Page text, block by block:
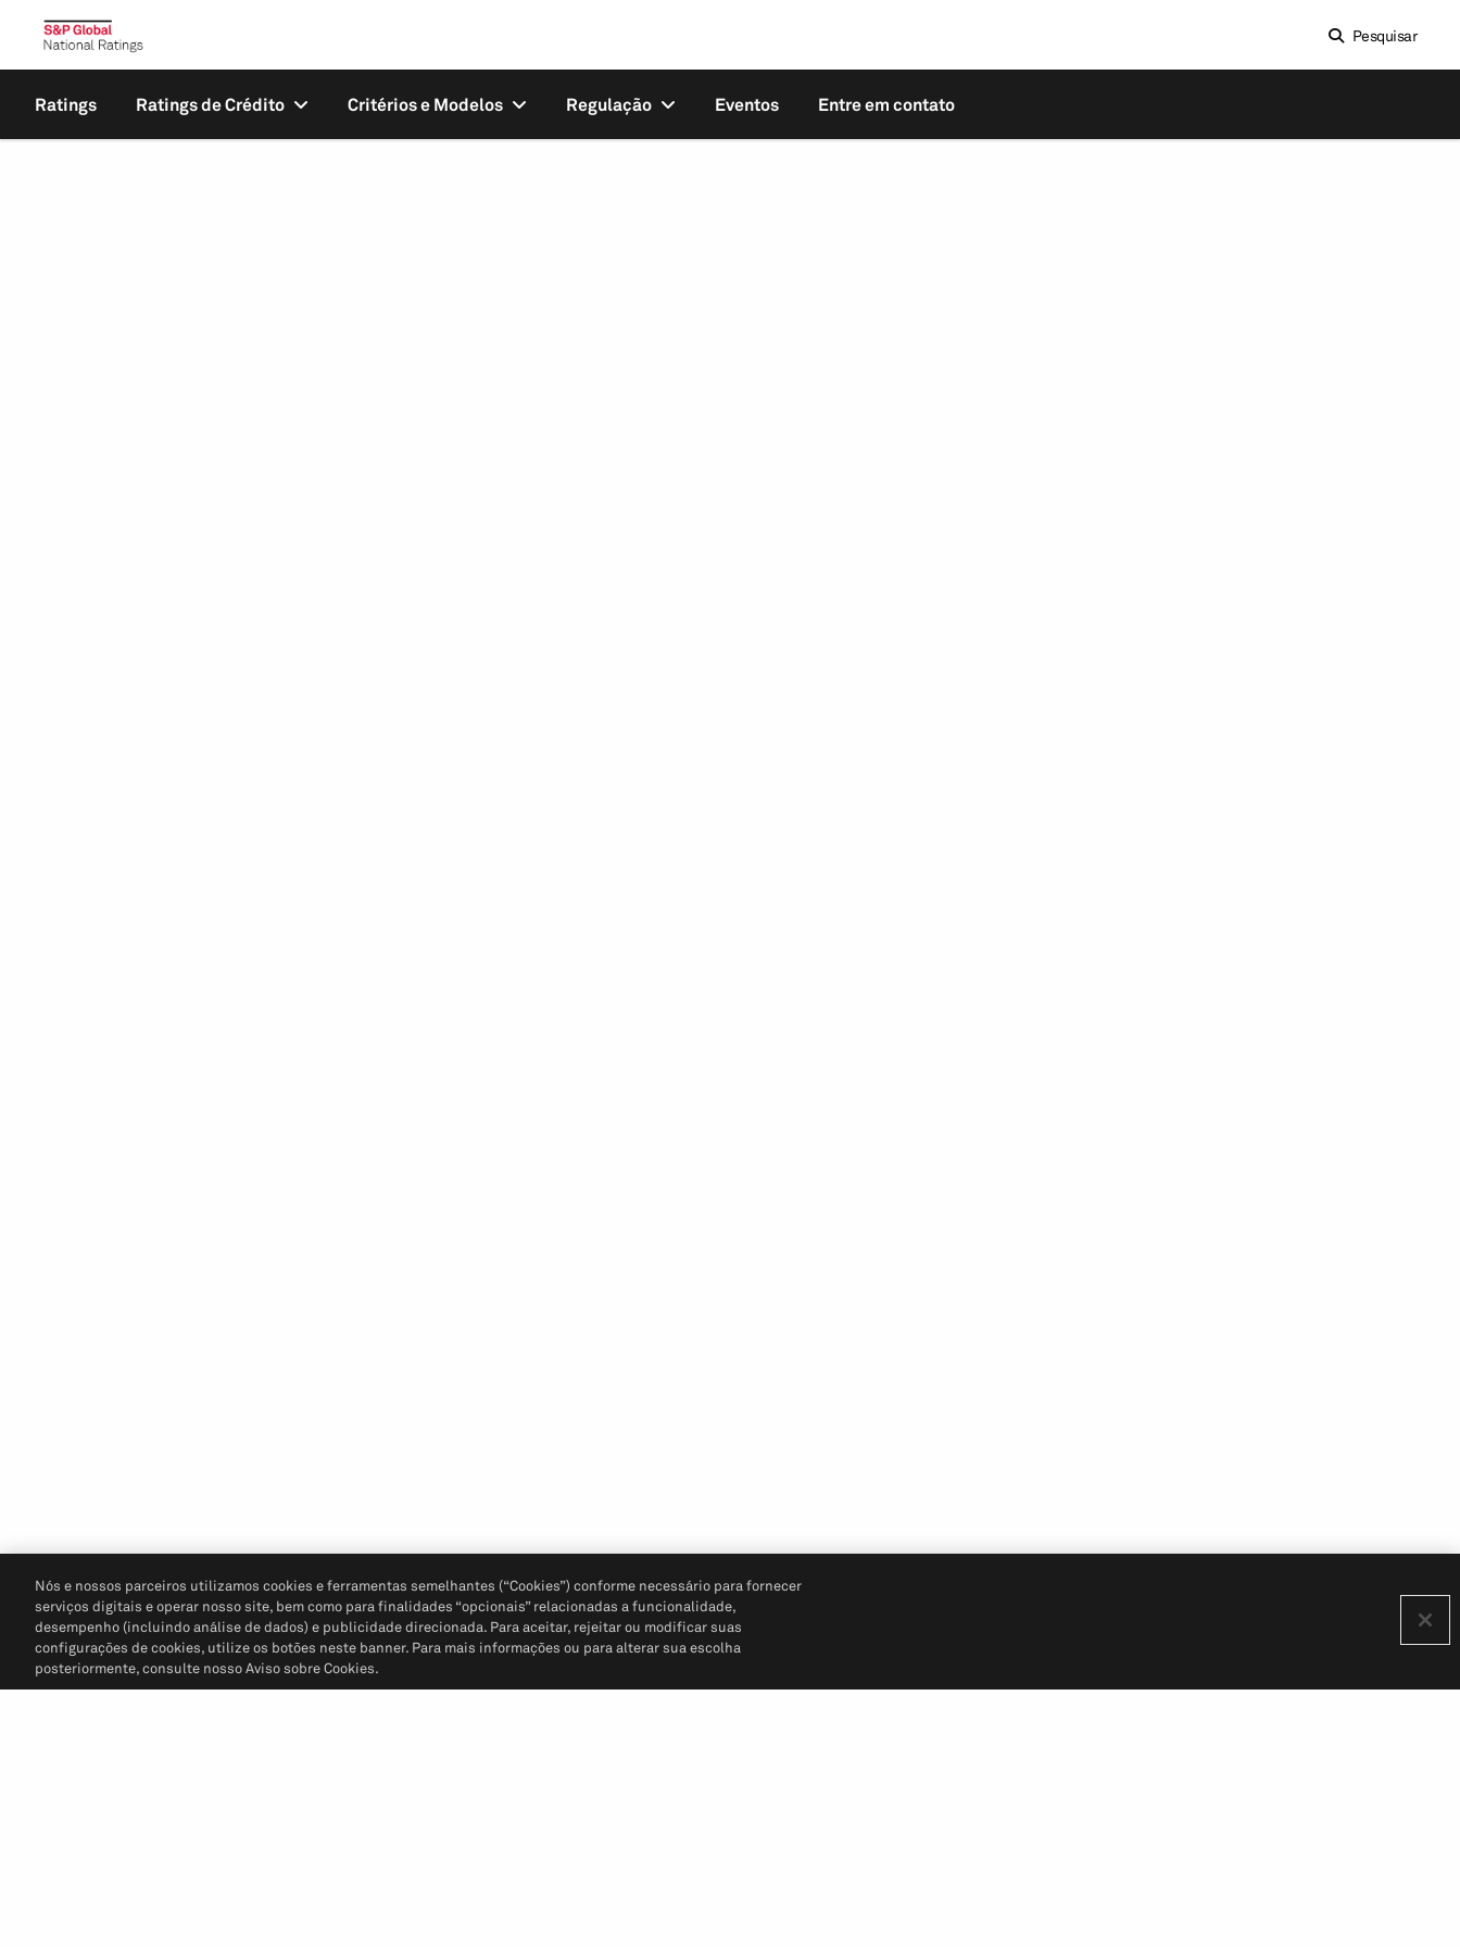
Pesquisar
Ratings Ratings de Crédito Critérios e Modelos Regulação Eventos Entre em contato
Nós e nossos parceiros utilizamos cookies e ferramentas semelhantes (“Cookies”) conforme necessário para fornecer
serviços digitais e operar nosso site, bem como para finalidades “opcionais” relacionadas a funcionalidade,
desempenho (incluindo análise de dados) e publicidade direcionada. Para aceitar, rejeitar ou modificar suas
configurações de cookies, utilize os botões neste banner. Para mais informações ou para alterar sua escolha
posteriormente, consulte nosso Aviso sobre Cookies.